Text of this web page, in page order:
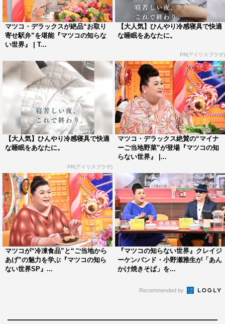
番組情報
『マツコの知らない世界』
TBS系
2021年11月23日（火・祝）後8・57～10・00
この記事の写真
マツコ・デラックスが絶品“お取り
寄せ駅弁”を堪能『マツコの知らな
い世界』 | T...
【大人気】ひんやり冷感寝具で快適
な睡眠をあなたに。
PR(アイリスプラザ)
【大人気】ひんやり冷感寝具で快適
な睡眠をあなたに。
PR(アイリスプラザ)
マツコ・デラックス絶賛の“マイナ
ーご当地野菜”が登場『マツコの知
らない世界』 |...
マツコが“冷凍食品”と“ご当地から
あげ”の魅力を学ぶ『マツコの知ら
ない世界SP』...
『マツコの知らない世界』クレイジ
ーケンバンド・小野瀬雅生が「あん
かけ焼きそば」を...
Recommended by